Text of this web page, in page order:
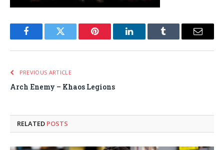
FacebookTwitter Pinterest LinkedInTumblr Email
PREVIOUS ARTICLE
Arch Enemy – Khaos Legions
RELATED POSTS